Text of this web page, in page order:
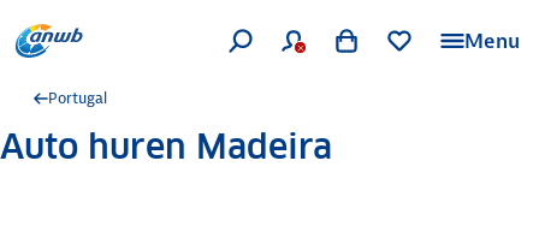
Menu
Portugal
Auto huren Madeira